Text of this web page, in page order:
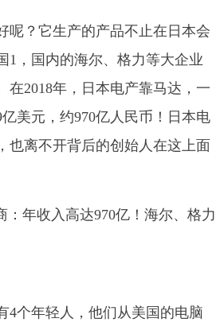
呢？它生产的产品不止在日本会
1，国内的海尔、格力等大企业
在2018年，日本电产靠马达，一
美元，约970亿人民币！日本电
也离不开背后的创始人在这上面
4个年轻人，他们从美国的电脑